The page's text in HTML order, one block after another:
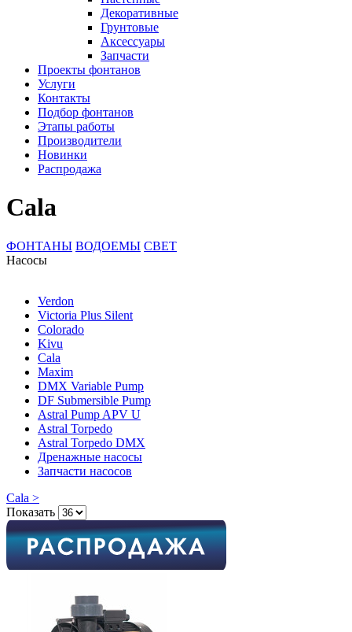
Декоративные
Грунтовые
Аксессуары
Запчасти
Проекты фонтанов
Услуги
Контакты
Подбор фонтанов
Этапы работы
Производители
Новинки
Распродажа
Cala
ФОНТАНЫ ВОДОЕМЫ СВЕТ
Насосы
Verdon
Victoria Plus Silent
Colorado
Kivu
Cala
Maxim
DMX Variable Pump
DF Submersible Pump
Astral Pump APV U
Astral Torpedo
Astral Torpedo DMX
Дренажные насосы
Запчасти насосов
Cala >
Показать